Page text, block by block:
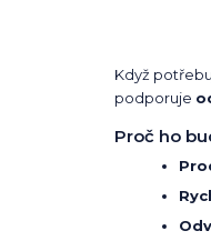
Když
podporuje
Proč ho